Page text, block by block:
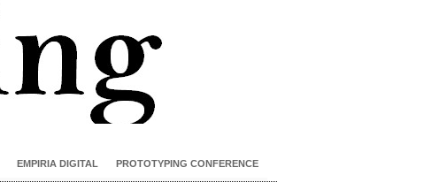
EMPIRIA DIGITAL PROTOTYPING CONFERENCE